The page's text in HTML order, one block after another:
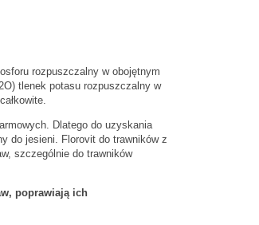
rozpuszczalny w obojętnym
tlenek potasu rozpuszczalny w
Dlatego do uzyskania
do jesieni. Florovit do trawników z
szczególnie do trawników
poprawiają ich